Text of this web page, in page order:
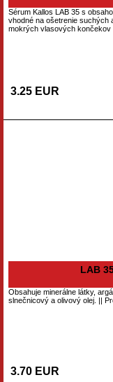
Sérum Kallos LAB 35 s
vhodné na ošetrenie suchých
mokrých vlasových končekov
3.25 EUR
LAB
Obsahuje minerálne látky,
slnečnicový a olivový olej. ||
3.70 EUR